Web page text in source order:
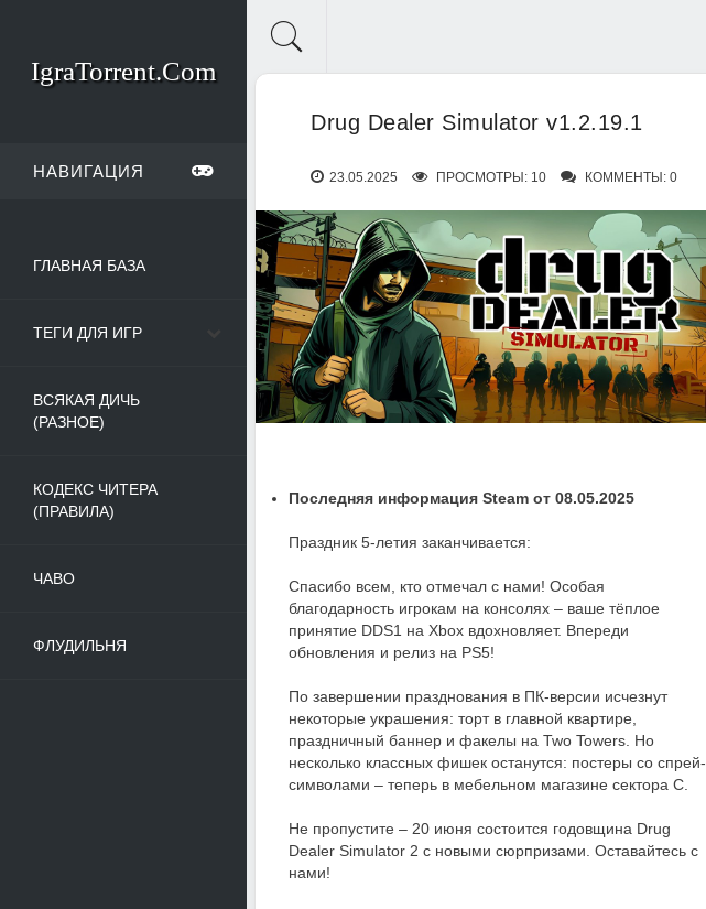
IgraTorrent.Com
НАВИГАЦИЯ
ГЛАВНАЯ БАЗА
ТЕГИ ДЛЯ ИГР
ВСЯКАЯ ДИЧЬ
(РАЗНОЕ)
КОДЕКС ЧИТЕРА
(ПРАВИЛА)
ЧАВО
ФЛУДИЛЬНЯ
Drug Dealer Simulator v1.2.19.1
23.05.2025 ПРОСМОТРЫ: 10 КОММЕНТЫ: 0
Последняя информация Steam от 08.05.2025
Праздник 5-летия заканчивается:
Спасибо всем, кто отмечал с нами! Особая
благодарность игрокам на консолях – ваше тёплое
принятие DDS1 на Xbox вдохновляет. Впереди
обновления и релиз на PS5!
По завершении празднования в ПК-версии исчезнут
некоторые украшения: торт в главной квартире,
праздничный баннер и факелы на Two Towers. Но
несколько классных фишек останутся: постеры со спрей-
символами – теперь в мебельном магазине сектора C.
Не пропустите – 20 июня состоится годовщина Drug
Dealer Simulator 2 с новыми сюрпризами. Оставайтесь с
нами!